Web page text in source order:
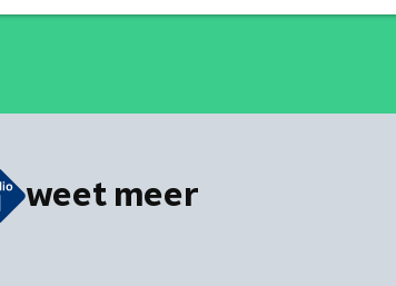
weet meer